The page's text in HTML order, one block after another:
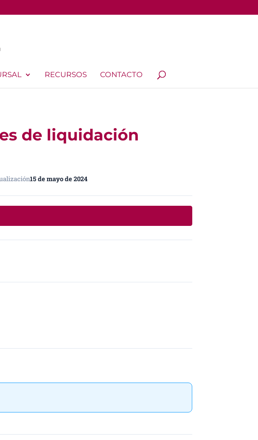
RECURSOS CONTACTO
de liquidación
15 de mayo de 2024